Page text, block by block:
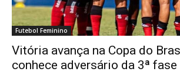
Futebol Feminino
Vitória avança na Copa do
conhece adversário da 3ª fase